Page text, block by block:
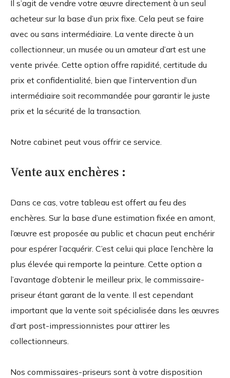
Il s’agit de vendre votre œuvre directement à un seul
acheteur sur la base d’un prix fixe. Cela peut se faire
avec ou sans intermédiaire. La vente directe à un
collectionneur, un musée ou un amateur d’art est une
vente privée. Cette option offre rapidité, certitude du
prix et confidentialité, bien que l’intervention d’un
intermédiaire soit recommandée pour garantir le juste
prix et la sécurité de la transaction.
Notre cabinet peut vous offrir ce service.
Vente aux enchères :
Dans ce cas, votre tableau est offert au feu des
enchères. Sur la base d’une estimation fixée en amont,
l’œuvre est proposée au public et chacun peut enchérir
pour espérer l’acquérir. C’est celui qui place l’enchère la
plus élevée qui remporte la peinture. Cette option a
l’avantage d’obtenir le meilleur prix, le commissaire-
priseur étant garant de la vente. Il est cependant
important que la vente soit spécialisée dans les œuvres
d’art post-impressionnistes pour attirer les
collectionneurs.
Nos commissaires-priseurs sont à votre disposition